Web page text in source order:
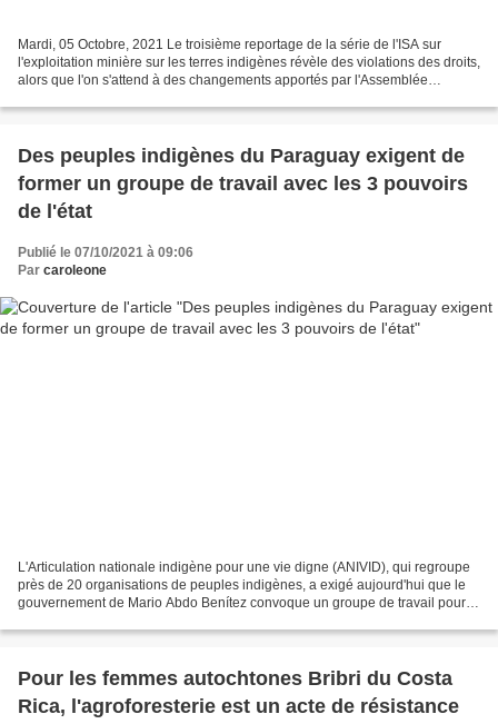
Mardi, 05 Octobre, 2021 Le troisième reportage de la série de l'ISA sur
l'exploitation minière sur les terres indigènes révèle des violations des droits,
alors que l'on s'attend à des changements apportés par l'Assemblée
Des peuples indigènes du Paraguay exigent de
former un groupe de travail avec les 3 pouvoirs
de l'état
Publié le 07/10/2021 à 09:06
Par caroleone
L'Articulation nationale indigène pour une vie digne (ANIVID), qui regroupe
près de 20 organisations de peuples indigènes, a exigé aujourd'hui que le
gouvernement de Mario Abdo Benítez convoque un groupe de travail pour
Pour les femmes autochtones Bribri du Costa
Rica, l'agroforesterie est un acte de résistance